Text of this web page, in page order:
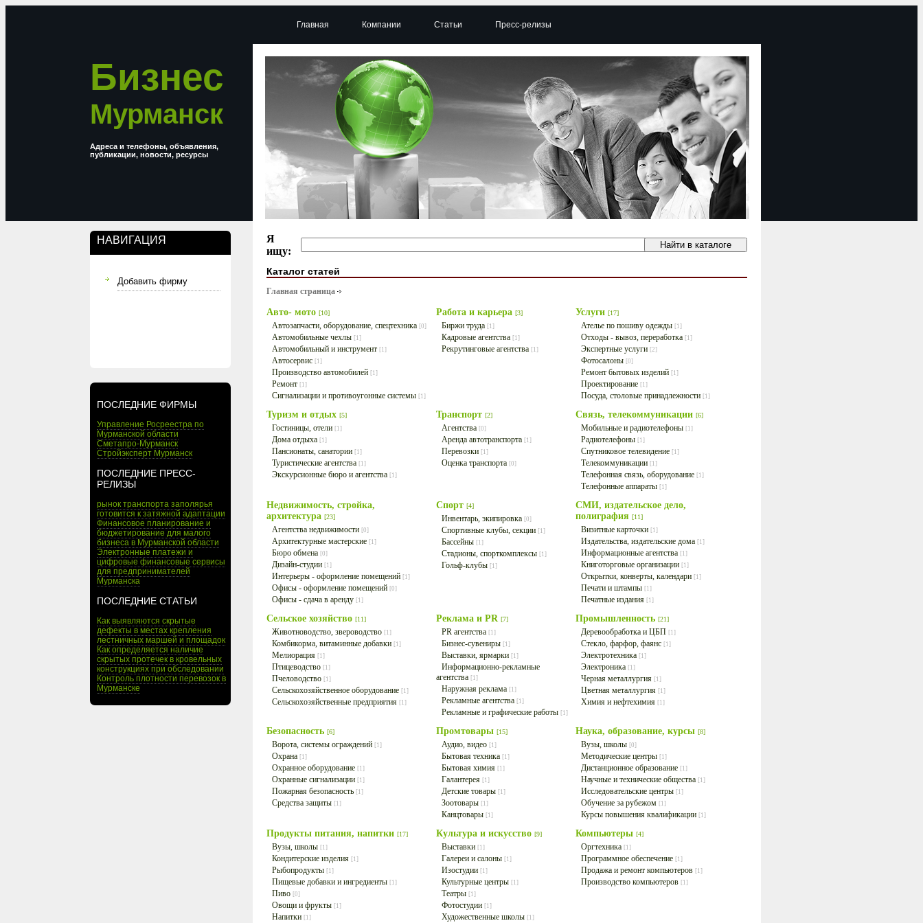
Бизнес
Мурманск
Адреса и телефоны, объявления,
публикации, новости, ресурсы
НАВИГАЦИЯ
Добавить фирму
ПОСЛЕДНИЕ ФИРМЫ
Управление Росреестра по
Мурманской области
Сметапро-Мурманск
Стройэксперт Мурманск
ПОСЛЕДНИЕ ПРЕСС-
РЕЛИЗЫ
рынок транспорта заполярья
готовится к затяжной адаптации
Финансовое планирование и
бюджетирование для малого
бизнеса в Мурманской области
Электронные платежи и
цифровые финансовые сервисы
для предпринимателей
Мурманска
ПОСЛЕДНИЕ СТАТЬИ
Как выявляются скрытые
дефекты в местах крепления
лестничных маршей и площадок
Как определяется наличие
скрытых протечек в кровельных
конструкциях при обследовании
Контроль плотности перевозок в
Мурманске
Главная Компании Статьи Пресс-релизы
Я
ищу:
Каталог статей
Главная страница
Авто- мото [10]
Автозапчасти, оборудование, спецтехника [0]
Автомобильные чехлы [1]
Автомобильный и инструмент [1]
Автосервис [1]
Производство автомобилей [1]
Ремонт [1]
Сигнализации и противоугонные системы [1]
Работа и карьера [3]
Биржи труда [1]
Кадровые агентства [1]
Рекрутинговые агентства [1]
Услуги [17]
Ателье по пошиву одежды [1]
Отходы - вывоз, переработка [1]
Экспертные услуги [2]
Фотосалоны [0]
Ремонт бытовых изделий [1]
Проектирование [1]
Посуда, столовые принадлежности [1]
Туризм и отдых [5]
Гостиницы, отели [1]
Дома отдыха [1]
Пансионаты, санатории [1]
Туристические агентства [1]
Экскурсионные бюро и агентства [1]
Транспорт [2]
Агентства [0]
Аренда автотранспорта [1]
Перевозки [1]
Оценка транспорта [0]
Связь, телекоммуникации [6]
Мобильные и радиотелефоны [1]
Радиотелефоны [1]
Спутниковое телевидение [1]
Телекоммуникации [1]
Телефонная связь, оборудование [1]
Телефонные аппараты [1]
Недвижимость, стройка,
архитектура [23]
Агентства недвижимости [0]
Архитектурные мастерские [1]
Бюро обмена [0]
Дизайн-студии [1]
Интерьеры - оформление помещений [1]
Офисы - оформление помещений [0]
Офисы - сдача в аренду [1]
Спорт [4]
Инвентарь, экипировка [0]
Спортивные клубы, секции [1]
Бассейны [1]
Стадионы, спорткомплексы [1]
Гольф-клубы [1]
СМИ, издательское дело,
полиграфия [11]
Визитные карточки [1]
Издательства, издательские дома [1]
Информационные агентства [1]
Книготорговые организации [1]
Открытки, конверты, календари [1]
Печати и штампы [1]
Печатные издания [1]
Сельское хозяйство [11]
Животноводство, звероводство [1]
Комбикорма, витаминные добавки [1]
Мелиорация [1]
Птицеводство [1]
Пчеловодство [1]
Сельскохозяйственное оборудование [1]
Сельскохозяйственные предприятия [1]
Реклама и PR [7]
PR агентства [1]
Бизнес-сувениры [1]
Выставки, ярмарки [1]
Информационно-рекламные
агентства [1]
Наружная реклама [1]
Рекламные агентства [1]
Рекламные и графические работы [1]
Промышленность [21]
Деревообработка и ЦБП [1]
Стекло, фарфор, фаянс [1]
Электротехника [1]
Электроника [1]
Черная металлургия [1]
Цветная металлургия [1]
Химия и нефтехимия [1]
Безопасность [6]
Ворота, системы ограждений [1]
Охрана [1]
Охранное оборудование [1]
Охранные сигнализации [1]
Пожарная безопасность [1]
Средства защиты [1]
Промтовары [15]
Аудио, видео [1]
Бытовая техника [1]
Бытовая химия [1]
Галантерея [1]
Детские товары [1]
Зоотовары [1]
Канцтовары [1]
Наука, образование, курсы [8]
Вузы, школы [0]
Методические центры [1]
Дистанционное образование [1]
Научные и технические общества [1]
Исследовательские центры [1]
Обучение за рубежом [1]
Курсы повышения квалификации [1]
Продукты питания, напитки [17]
Вузы, школы [1]
Кондитерские изделия [1]
Рыбопродукты [1]
Пищевые добавки и ингредиенты [1]
Пиво [0]
Овощи и фрукты [1]
Напитки [1]
Культура и искусство [9]
Выставки [1]
Галереи и салоны [1]
Изостудии [1]
Культурные центры [1]
Театры [1]
Фотостудии [1]
Художественные школы [1]
Компьютеры [4]
Оргтехника [1]
Программное обеспечение [1]
Продажа и ремонт компьютеров [1]
Производство компьютеров [1]